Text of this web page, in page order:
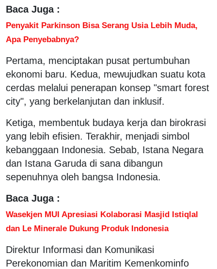
Baca Juga :
Penyakit Parkinson Bisa Serang Usia Lebih Muda,
Apa Penyebabnya?
Pertama, menciptakan pusat pertumbuhan
ekonomi baru. Kedua, mewujudkan suatu kota
cerdas melalui penerapan konsep "smart forest
city", yang berkelanjutan dan inklusif.
Ketiga, membentuk budaya kerja dan birokrasi
yang lebih efisien. Terakhir, menjadi simbol
kebanggaan Indonesia. Sebab, Istana Negara
dan Istana Garuda di sana dibangun
sepenuhnya oleh bangsa Indonesia.
Baca Juga :
Wasekjen MUI Apresiasi Kolaborasi Masjid Istiqlal
dan Le Minerale Dukung Produk Indonesia
Direktur Informasi dan Komunikasi
Perekonomian dan Maritim Kemenkominfo